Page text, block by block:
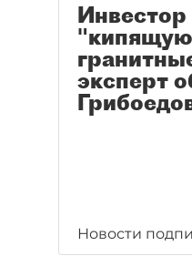
Инвестор
эксперт
Новости